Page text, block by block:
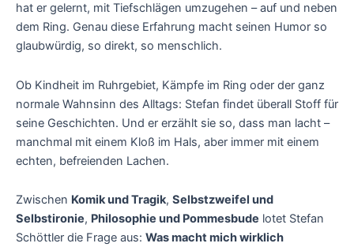
hat er gelernt, mit Tiefschlägen umzugehen – auf und neben
dem Ring. Genau diese Erfahrung macht seinen Humor so
glaubwürdig, so direkt, so menschlich.
Ob Kindheit im Ruhrgebiet, Kämpfe im Ring oder der ganz
normale Wahnsinn des Alltags: Stefan findet überall Stoff für
seine Geschichten. Und er erzählt sie so, dass man lacht –
manchmal mit einem Kloß im Hals, aber immer mit einem
echten, befreienden Lachen.
Zwischen Komik und Tragik, Selbstzweifel und
Selbstironie, Philosophie und Pommesbude lotet Stefan
Schöttler die Frage aus: Was macht mich wirklich